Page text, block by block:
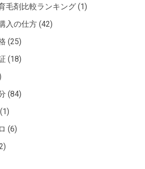
毛剤比較ランキング (1)
入の仕方 (42)
(25)
(18)
(84)
(1)
(6)